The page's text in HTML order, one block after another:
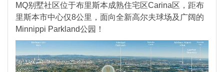
MQ别墅社区位于布里斯本成熟住宅区Carina区，距布
里斯本市中心仅8公里，面向全新高尔夫球场及广阔的
Minnippi Parkland公园！